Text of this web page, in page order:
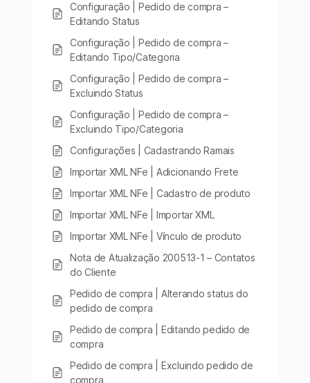
Configuração | Pedido de compra –
Editando Status
Configuração | Pedido de compra –
Editando Tipo/Categoria
Configuração | Pedido de compra –
Excluindo Status
Configuração | Pedido de compra –
Excluindo Tipo/Categoria
Configurações | Cadastrando Ramais
Importar XML NFe | Adicionando Frete
Importar XML NFe | Cadastro de produto
Importar XML NFe | Importar XML
Importar XML NFe | Vínculo de produto
Nota de Atualização 200513-1 – Contatos
do Cliente
Pedido de compra | Alterando status do
pedido de compra
Pedido de compra | Editando pedido de
compra
Pedido de compra | Excluindo pedido de
compra